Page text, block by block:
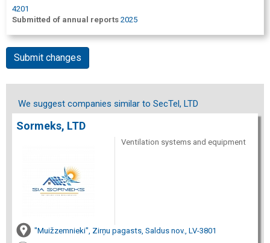
4201
Submitted of annual reports 2025
Submit changes
We suggest companies similar to SecTel, LTD
Sormeks, LTD
Ventilation systems and equipment
"Muižzemnieki", Zirņu pagasts, Saldus nov., LV-3801